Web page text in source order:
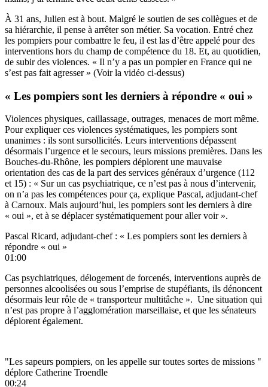
À 31 ans, Julien est à bout. Malgré le soutien de ses collègues et de
sa hiérarchie, il pense à arrêter son métier. Sa vocation. Entré chez
les pompiers pour combattre le feu, il est las d’être appelé pour des
interventions hors du champ de compétence du 18. Et, au quotidien,
de subir des violences. « Il n’y a pas un pompier en France qui ne
s’est pas fait agresser » (Voir la vidéo ci-dessus)
« Les pompiers sont les derniers à répondre « oui »
Violences physiques, caillassage, outrages, menaces de mort même.
Pour expliquer ces violences systématiques, les pompiers sont
unanimes : ils sont sursollicités. Leurs interventions dépassent
désormais l’urgence et le secours, leurs missions premières. Dans les
Bouches-du-Rhône, les pompiers déplorent une mauvaise
orientation des cas de la part des services généraux d’urgence (112
et 15) : « Sur un cas psychiatrique, ce n’est pas à nous d’intervenir,
on n’a pas les compétences pour ça, explique Pascal, adjudant-chef
à Carnoux. Mais aujourd’hui, les pompiers sont les derniers à dire
« oui », et à se déplacer systématiquement pour aller voir ».
Pascal Ricard, adjudant-chef : « Les pompiers sont les derniers à
répondre « oui »
01:00
Cas psychiatriques, délogement de forcenés, interventions auprès de
personnes alcoolisées ou sous l’emprise de stupéfiants, ils dénoncent
désormais leur rôle de « transporteur multitâche ». Une situation qui
n’est pas propre à l’agglomération marseillaise, et que les sénateurs
déplorent également.
"Les sapeurs pompiers, on les appelle sur toutes sortes de missions "
déplore Catherine Troendle
00:24